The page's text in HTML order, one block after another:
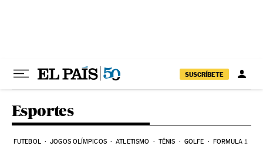
SUSCRÍBETE
Esportes
FUTEBOL JOGOS OLÍMPICOS ATLETISMO TÊNIS GOLFE FORMULA 1